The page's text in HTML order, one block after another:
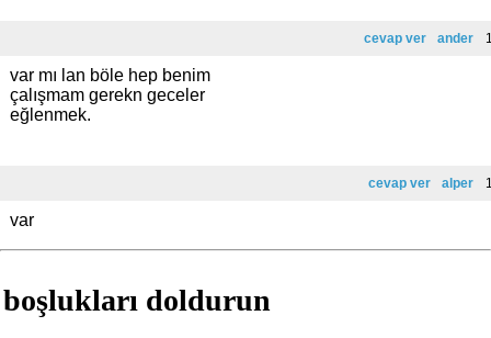
cevap ver ander
var mı lan böle hep benim
çalışmam gerekn geceler
eğlenmek.
cevap ver alper
var
boşlukları doldurun